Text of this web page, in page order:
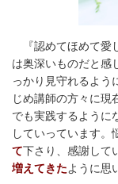
『認めてほめて愛
は奥深いものだと感
っかり見守れるよう
じめ講師の方々に現
でも実践するように
していっています。
て下さり、感謝して
増えてきたように思